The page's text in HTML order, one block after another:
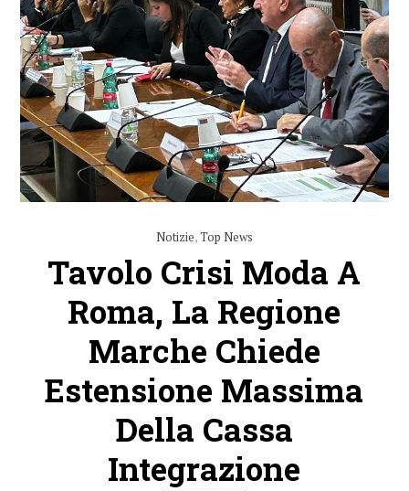
Notizie,Top News
Tavolo Crisi Moda A
Roma, La Regione
Marche Chiede
Estensione Massima
Della Cassa
Integrazione